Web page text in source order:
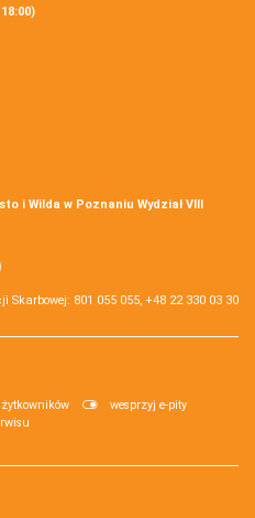
i Wilda w Poznaniu Wydział VIII
801 055 055, +48 22 330 03 30
wesprzyj e-pity